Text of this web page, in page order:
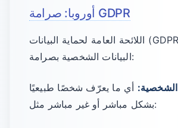
أوروبا: صرامة GDPR
اللائحة العامة لحماية البيانات (GDPR) تنظم معالجة
البيانات الشخصية بصرامة:
الشخصية: أي ما يعرّف شخصًا طبيعيًا
بشكل مباشر أو غير مباشر مثل: